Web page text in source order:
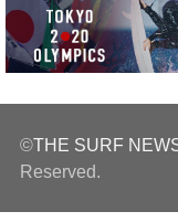
©THE SURF
Reserved.